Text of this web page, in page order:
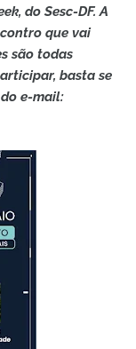
do Sesc-DF. A
que vai
são todas
basta se
e-mail: